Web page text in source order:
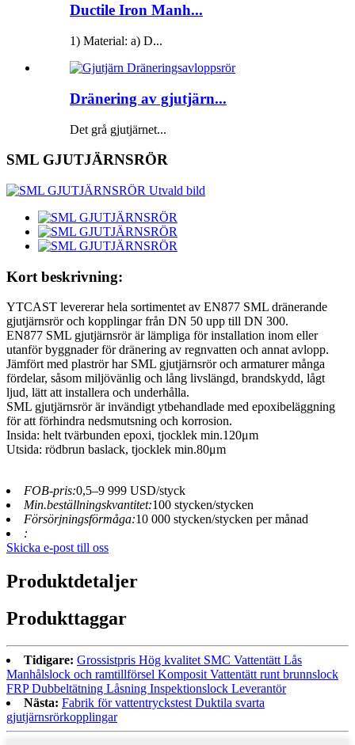
Ductile Iron Manh...
1) Material: a) D...
Dränering av gjutjärn...
Det grå gjutjärnet...
SML GJUTJÄRNSRÖR
Kort beskrivning:
YTCAST levererar hela sortimentet av EN877 SML dränerande
gjutjärnsrör och kopplingar från DN 50 upp till DN 300.
EN877 SML gjutjärnsrör är lämpliga för installation inom eller
utanför byggnader för dränering av regnvatten och annat avlopp.
Jämfört med plaströr har SML gjutjärnsrör och armaturer många
fördelar, såsom miljövänlig och lång livslängd, brandskydd, lågt
ljud, lätt att installera och underhålla.
SML gjutjärnsrör är invändigt ytbehandlade med epoxibeläggning
för att förhindra nedsmutsning och korrosion.
Insida: helt tvärbunden epoxi, tjocklek min.120μm
Utsida: rödbrun baslack, tjocklek min.80μm
FOB-pris:0,5–9 999 USD/styck
Min.beställningskvantitet:100 stycken/stycken
Försörjningsförmåga:10 000 stycken/stycken per månad
:
Skicka e-post till oss
Produktdetaljer
Produkttaggar
Tidigare: Grossistpris Hög kvalitet SMC Vattentätt Lås
Manhålslock och ramtillförsel Komposit Vattentätt runt brunnslock
FRP Dubbeltätning Låsning Inspektionslock Leverantör
Nästa: Fabrik för vattentryckstest Duktila svarta
gjutjärnsrörkopplingar